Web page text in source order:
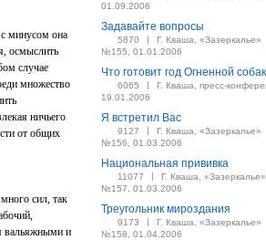
минусом она
осмыслить
случае
множество
ничьего
от общих
сил, так
вальяжными и
01.09.2006
Задавайте вопросы
5870 |
Г. Кваша, «Зазеркалье»
№155, 01.01.2006
Что готовит год Огненной
6065 |
Г. Кваша, пресс-
19.01.2006
Я встретил Вас
9127 |
Г. Кваша, «Зазеркалье»
№156, 01.03.2006
Национальная прививка
11077 |
Г. Кваша, «Зазеркалье»
№157, 01.03.2006
Треугольник мироздания
9173 |
Г. Кваша, «Зазеркалье»
№158, 01.04.2006